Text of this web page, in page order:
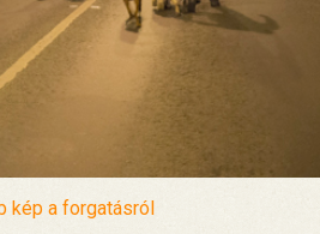
kép a forgatásról